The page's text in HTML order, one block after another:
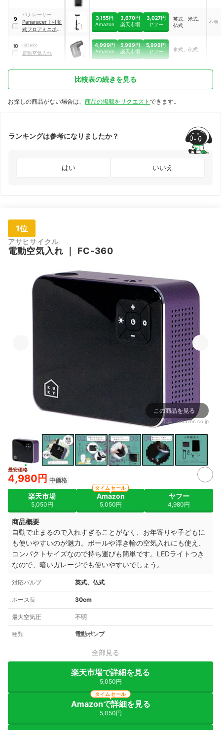
9
パナレーサー
Panaracer ｜ 可変
式フロアミニポン
N21AGF2-B
3,155円
Amazon
3,670円
楽天市場
3,027円
ヤフー
英式、米式、
仏式
不明
10
GORIX
電動空気入れ
4,999円
Amazon
5,999円
楽天市場
5,999円
ヤフー
米式、仏式
比較表の続きを見る
お探しの商品がない場合は、 商品の掲載をリクエスト できます。
ランキングは参考になりましたか？
はい いいえ
1位
アサヒサイクル
電動空気入れ ｜ FC-360
この商品を見る
出典：amazon.co.jp
最安価格
4,980円 中価格
楽天市場
5,050円
Amazon
5,050円
タイムセール
ヤフー
4,980円
商品概要
自動で止まるので入れすぎることがなく、お年寄りや子どもに
も使いやすいのが魅力。ボールや浮き輪の空気入れにも使え、
コンパクトサイズなので持ち運びも簡単です。LEDライトつき
なので、暗いガレージでも使いやすいでしょう。
対応バルブ 英式、仏式
ホース長 30cm
最大空気圧 不明
種類 電動ポンプ
全部見る
楽天市場で詳細を見る
5,050円
Amazonで詳細を見る
5,050円
タイムセール